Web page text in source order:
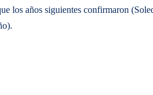
los años siguientes confirmaron